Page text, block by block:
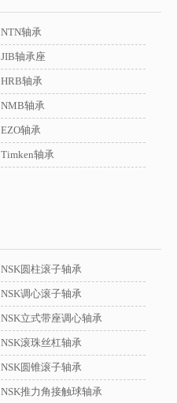
NTN轴承
JIB轴承座
HRB轴承
NMB轴承
EZO轴承
Timken轴承
NSK圆柱滚子轴承
NSK调心滚子轴承
NSK立式带座调心轴承
NSK滚珠丝杠轴承
NSK圆锥滚子轴承
NSK推力角接触球轴承